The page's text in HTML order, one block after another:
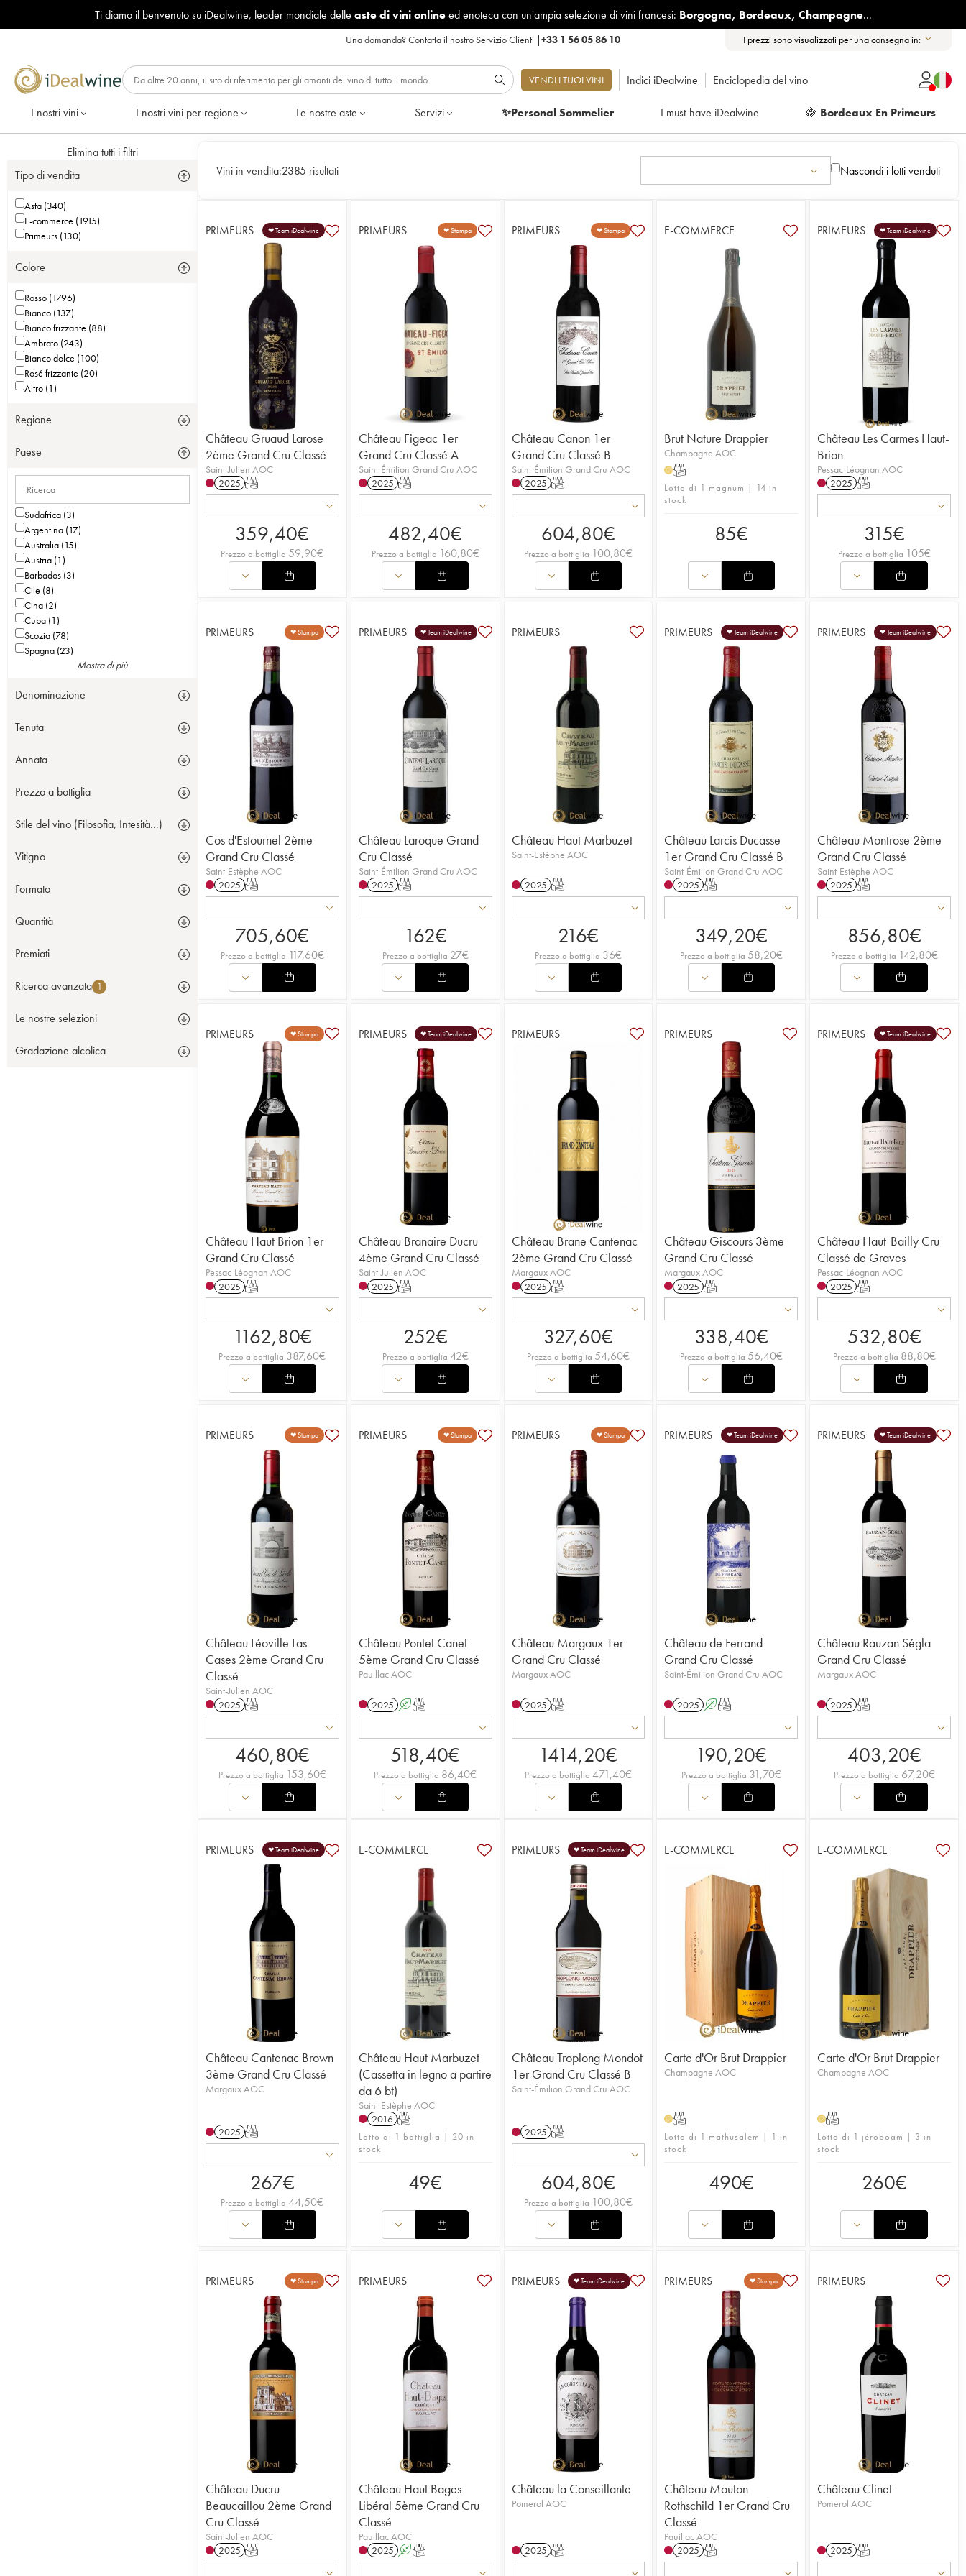
Ti diamo il benvenuto su iDealwine, leader mondiale delle aste di vini onlineed enoteca con un'ampia selezione di vini francesi: Borgogna, Bordeaux, Champagne...
Una domanda?Contatta il nostro Servizio Clienti |+33 1 56 05 86 10 I prezzi sono visualizzati per una consegna in:
VENDI I TUOI VINI Indici iDealwine Enciclopedia del vino
I nostri vini I nostri vini per regione Le nostre aste Servizi ✨Personal Sommelier I must-have iDealwine 🍇 Bordeaux En Primeurs
Elimina tutti i filtri
Tipo di vendita
Asta (340)
E-commerce (1915)
Primeurs (130)
Colore
Rosso (1796)
Bianco (137)
Bianco frizzante (88)
Ambrato (243)
Bianco dolce (100)
Rosé frizzante (20)
Altro (1)
Regione
Paese
Sudafrica (3)
Argentina (17)
Australia (15)
Austria (1)
Barbados (3)
Cile (8)
Cina (2)
Cuba (1)
Scozia (78)
Spagna (23)
Mostra di più
Denominazione
Tenuta
Annata
Prezzo a bottiglia
Stile del vino (Filosofia, Intesità...)
Vitigno
Formato
Quantità
Premiati
Ricerca avanzata 1
Le nostre selezioni
Gradazione alcolica
Vini in vendita:2385 risultati Nascondi i lotti venduti
PRIMEURS ❤ Team iDealwine
Château Gruaud Larose
2ème Grand Cru Classé
Saint-Julien AOC
2025 T
359,40€
Prezzo a bottiglia 59,90€
PRIMEURS ❤ Stampa
Château Figeac 1er
Grand Cru Classé A
Saint-Émilion Grand Cru AOC
2025 T
482,40€
Prezzo a bottiglia 160,80€
PRIMEURS ❤ Stampa
Château Canon 1er
Grand Cru Classé B
Saint-Émilion Grand Cru AOC
2025 T
604,80€
Prezzo a bottiglia 100,80€
E-COMMERCE
Brut Nature Drappier
Champagne AOC
HT
Lotto di 1 magnum | 14 in
stock
85€
PRIMEURS ❤ Team iDealwine
Château Les Carmes Haut-
Brion
Pessac-Léognan AOC
2025 T
315€
Prezzo a bottiglia 105€
PRIMEURS ❤ Stampa
Cos d'Estournel 2ème
Grand Cru Classé
Saint-Estèphe AOC
2025 T
705,60€
Prezzo a bottiglia 117,60€
PRIMEURS ❤ Team iDealwine
Château Laroque Grand
Cru Classé
Saint-Émilion Grand Cru AOC
2025 T
162€
Prezzo a bottiglia 27€
PRIMEURS
Château Haut Marbuzet
Saint-Estèphe AOC
2025 T
216€
Prezzo a bottiglia 36€
PRIMEURS ❤ Team iDealwine
Château Larcis Ducasse
1er Grand Cru Classé B
Saint-Émilion Grand Cru AOC
2025 T
349,20€
Prezzo a bottiglia 58,20€
PRIMEURS ❤ Team iDealwine
Château Montrose 2ème
Grand Cru Classé
Saint-Estèphe AOC
2025 T
856,80€
Prezzo a bottiglia 142,80€
PRIMEURS ❤ Stampa
Château Haut Brion 1er
Grand Cru Classé
Pessac-Léognan AOC
2025 T
1162,80€
Prezzo a bottiglia 387,60€
PRIMEURS ❤ Team iDealwine
Château Branaire Ducru
4ème Grand Cru Classé
Saint-Julien AOC
2025 T
252€
Prezzo a bottiglia 42€
PRIMEURS
Château Brane Cantenac
2ème Grand Cru Classé
Margaux AOC
2025 T
327,60€
Prezzo a bottiglia 54,60€
PRIMEURS
Château Giscours 3ème
Grand Cru Classé
Margaux AOC
2025 T
338,40€
Prezzo a bottiglia 56,40€
PRIMEURS ❤ Team iDealwine
Château Haut-Bailly Cru
Classé de Graves
Pessac-Léognan AOC
2025 T
532,80€
Prezzo a bottiglia 88,80€
PRIMEURS ❤ Stampa
Château Léoville Las
Cases 2ème Grand Cru
Classé
Saint-Julien AOC
2025 T
460,80€
Prezzo a bottiglia 153,60€
PRIMEURS ❤ Stampa
Château Pontet Canet
5ème Grand Cru Classé
Pauillac AOC
2025 AT
518,40€
Prezzo a bottiglia 86,40€
PRIMEURS ❤ Stampa
Château Margaux 1er
Grand Cru Classé
Margaux AOC
2025 T
1414,20€
Prezzo a bottiglia 471,40€
PRIMEURS ❤ Team iDealwine
Château de Ferrand
Grand Cru Classé
Saint-Émilion Grand Cru AOC
2025 AT
190,20€
Prezzo a bottiglia 31,70€
PRIMEURS ❤ Team iDealwine
Château Rauzan Ségla
Grand Cru Classé
Margaux AOC
2025 T
403,20€
Prezzo a bottiglia 67,20€
PRIMEURS ❤ Team iDealwine
Château Cantenac Brown
3ème Grand Cru Classé
Margaux AOC
2025 T
267€
Prezzo a bottiglia 44,50€
E-COMMERCE
Château Haut Marbuzet
(Cassetta in legno a partire
da 6 bt)
Saint-Estèphe AOC
2016 T
Lotto di 1 bottiglia | 20 in
stock
49€
PRIMEURS ❤ Team iDealwine
Château Troplong Mondot
1er Grand Cru Classé B
Saint-Émilion Grand Cru AOC
2025 T
604,80€
Prezzo a bottiglia 100,80€
E-COMMERCE
Carte d'Or Brut Drappier
Champagne AOC
HT
Lotto di 1 mathusalem | 1 in
stock
490€
E-COMMERCE
Carte d'Or Brut Drappier
Champagne AOC
HT
Lotto di 1 jéroboam | 3 in
stock
260€
PRIMEURS ❤ Stampa
Château Ducru
Beaucaillou 2ème Grand
Cru Classé
Saint-Julien AOC
2025 T
PRIMEURS
Château Haut Bages
Libéral 5ème Grand Cru
Classé
Pauillac AOC
2025 AT
PRIMEURS ❤ Team iDealwine
Château la Conseillante
Pomerol AOC
2025 T
PRIMEURS ❤ Stampa
Château Mouton
Rothschild 1er Grand Cru
Classé
Pauillac AOC
2025 T
PRIMEURS
Château Clinet
Pomerol AOC
2025 T